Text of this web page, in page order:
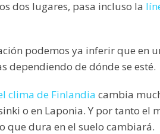
dos lugares, pasa incluso la
podemos ya inferir que en
dependiendo de dónde se esté.
clima de Finlandia cambia
o en Laponia. Y por tanto el
que dura en el suelo cambiará.